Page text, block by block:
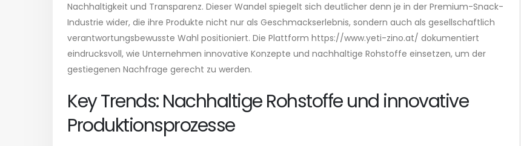
Nachhaltigkeit und Transparenz. Dieser Wandel spiegelt sich deutlicher denn je in der Premium-Snack-
Industrie wider, die ihre Produkte nicht nur als Geschmackserlebnis, sondern auch als gesellschaftlich
verantwortungsbewusste Wahl positioniert. Die Plattform https://www.yeti-zino.at/ dokumentiert
eindrucksvoll, wie Unternehmen innovative Konzepte und nachhaltige Rohstoffe einsetzen, um der
gestiegenen Nachfrage gerecht zu werden.
Key Trends: Nachhaltige Rohstoffe und innovative
Produktionsprozesse